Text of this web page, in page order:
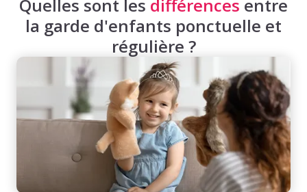
Quelles sont les différences entre
la garde d'enfants ponctuelle et
régulière ?